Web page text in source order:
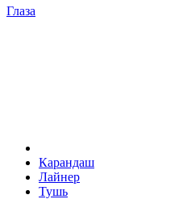
Глаза
Карандаш
Лайнер
Тушь